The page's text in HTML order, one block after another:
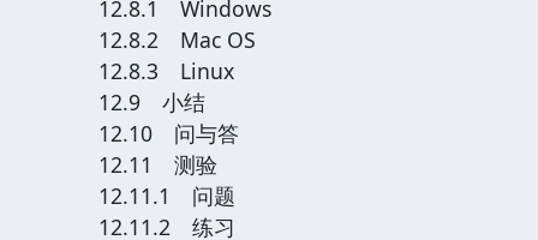
12.8.1 Windows
12.8.2 Mac OS
12.8.3 Linux
12.9 小结
12.10 问与答
12.11 测验
12.11.1 问题
12.11.2 练习